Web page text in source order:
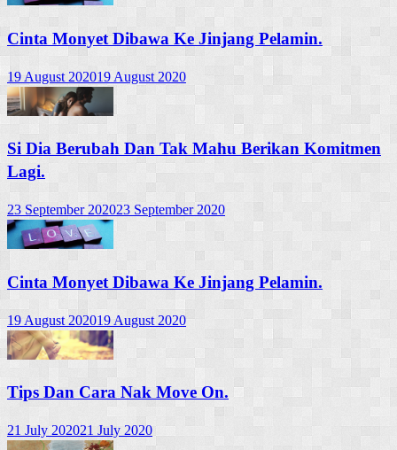
Cinta Monyet Dibawa Ke Jinjang Pelamin.
19 August 202019 August 2020
Si Dia Berubah Dan Tak Mahu Berikan Komitmen
Lagi.
23 September 202023 September 2020
Cinta Monyet Dibawa Ke Jinjang Pelamin.
19 August 202019 August 2020
Tips Dan Cara Nak Move On.
21 July 202021 July 2020